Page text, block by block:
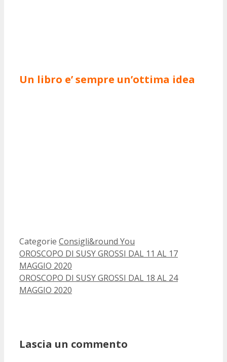
Un libro e’ sempre un’ottima idea
Categorie Consigli&round You
OROSCOPO DI SUSY GROSSI DAL 11 AL 17
MAGGIO 2020
OROSCOPO DI SUSY GROSSI DAL 18 AL 24
MAGGIO 2020
Lascia un commento